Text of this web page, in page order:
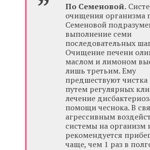
По Семеновой.
очищения организма
Семеновой
выполнение семи
последовательных
Очищение печени
маслом и лимоном
лишь третьим. Ему
предшествуют
путем регулярных
лечение
помощи чеснока. В
агрессивным
системы на организм
рекомендуется
чаще, чем 1 раз в